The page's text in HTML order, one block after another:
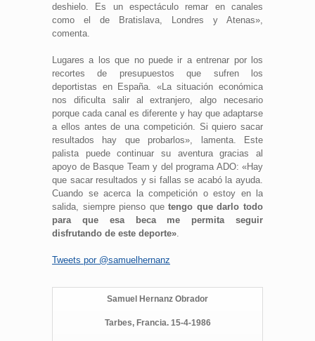
deshielo. Es un espectáculo remar en canales
como el de Bratislava, Londres y Atenas»,
comenta.
Lugares a los que no puede ir a entrenar por los
recortes de presupuestos que sufren los
deportistas en España. «La situación económica
nos dificulta salir al extranjero, algo necesario
porque cada canal es diferente y hay que adaptarse
a ellos antes de una competición. Si quiero sacar
resultados hay que probarlos», lamenta. Este
palista puede continuar su aventura gracias al
apoyo de Basque Team y del programa ADO: «Hay
que sacar resultados y si fallas se acabó la ayuda.
Cuando se acerca la competición o estoy en la
salida, siempre pienso quetengo que darlo todo
para que esa beca me permita seguir
disfrutando de este deporte».
Tweets por @samuelhernanz
Samuel Hernanz Obrador
Tarbes, Francia. 15-4-1986